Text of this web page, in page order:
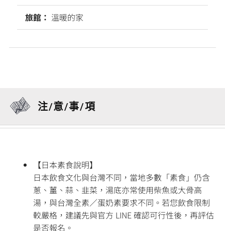
旅館： 溫暖的家
注/意/事/項
【日本素食說明】
日本飲食文化與台灣不同，當地多數「素食」仍含
蔥、薑、蒜、韭菜，湯底亦常使用柴魚或大骨高
湯，與台灣全素／蛋奶素要求不同。若您飲食限制
較嚴格，建議先與官方 LINE 確認可行性後，再評估
是否報名。